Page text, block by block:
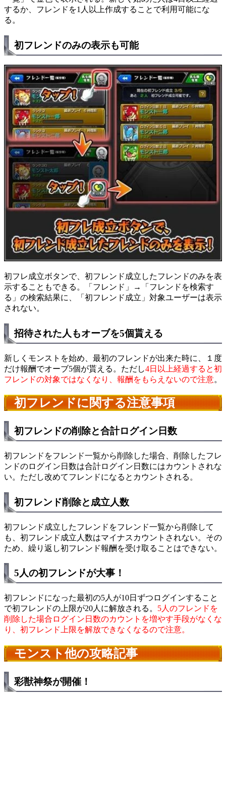
するか、フレンドを1人以上作成することで利用可能にな
る。
初フレンドのみの表示も可能
初フレ成立ボタンで、初フレンド成立したフレンドのみを表
示することもできる。「フレンド」→「フレンドを検索す
る」の検索結果に、「初フレンド成立」対象ユーザーは表示
されない。
招待された人もオーブを5個貰える
新しくモンストを始め、最初のフレンドが出来た時に、１度
だけ報酬でオーブ5個が貰える。ただし4日以上経過すると初
フレンドの対象ではなくなり、報酬をもらえないので注意。
初フレンドに関する注意事項
初フレンドの削除と合計ログイン日数
初フレンドをフレンド一覧から削除した場合、削除したフレ
ンドのログイン日数は合計ログイン日数にはカウントされな
い。ただし改めてフレンドになるとカウントされる。
初フレンド削除と成立人数
初フレンド成立したフレンドをフレンド一覧から削除して
も、初フレンド成立人数はマイナスカウントされない。その
ため、繰り返し初フレンド報酬を受け取ることはできない。
5人の初フレンドが大事！
初フレンドになった最初の5人が10日ずつログインすること
で初フレンドの上限が20人に解放される。 5人のフレンドを
削除した場合ログイン日数のカウントを増やす手段がなくな
り、初フレンド上限を解放できなくなるので注意。
モンスト他の攻略記事
彩獣神祭が開催！